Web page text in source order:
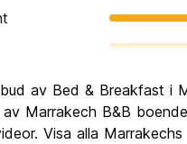
av Bed & Breakfast i
av Marrakech B&B
Visa alla